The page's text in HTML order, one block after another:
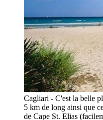
Cagliari - C'est la belle
5 km de long ainsi que
de Cape St. Elias